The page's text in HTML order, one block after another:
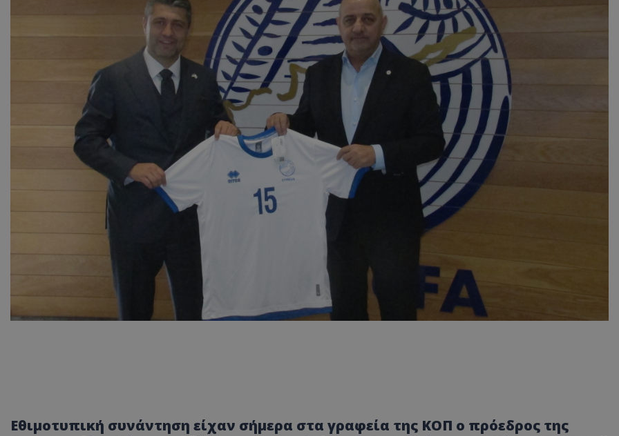
Εθιμοτυπική συνάντηση είχαν σήμερα στα γραφεία της ΚΟΠ ο πρόεδρος της